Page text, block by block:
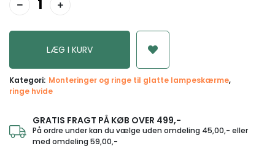
Kategori: Monteringer og ringe til glatte lampeskærme
ringe hvide
GRATIS FRAGT PÅ KØB OVER 499,-
På ordre under kan du vælge uden omdeling 45,00,- eller
med omdeling 59,00,-